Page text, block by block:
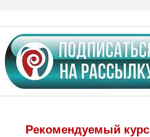
Рекомендуемый курс